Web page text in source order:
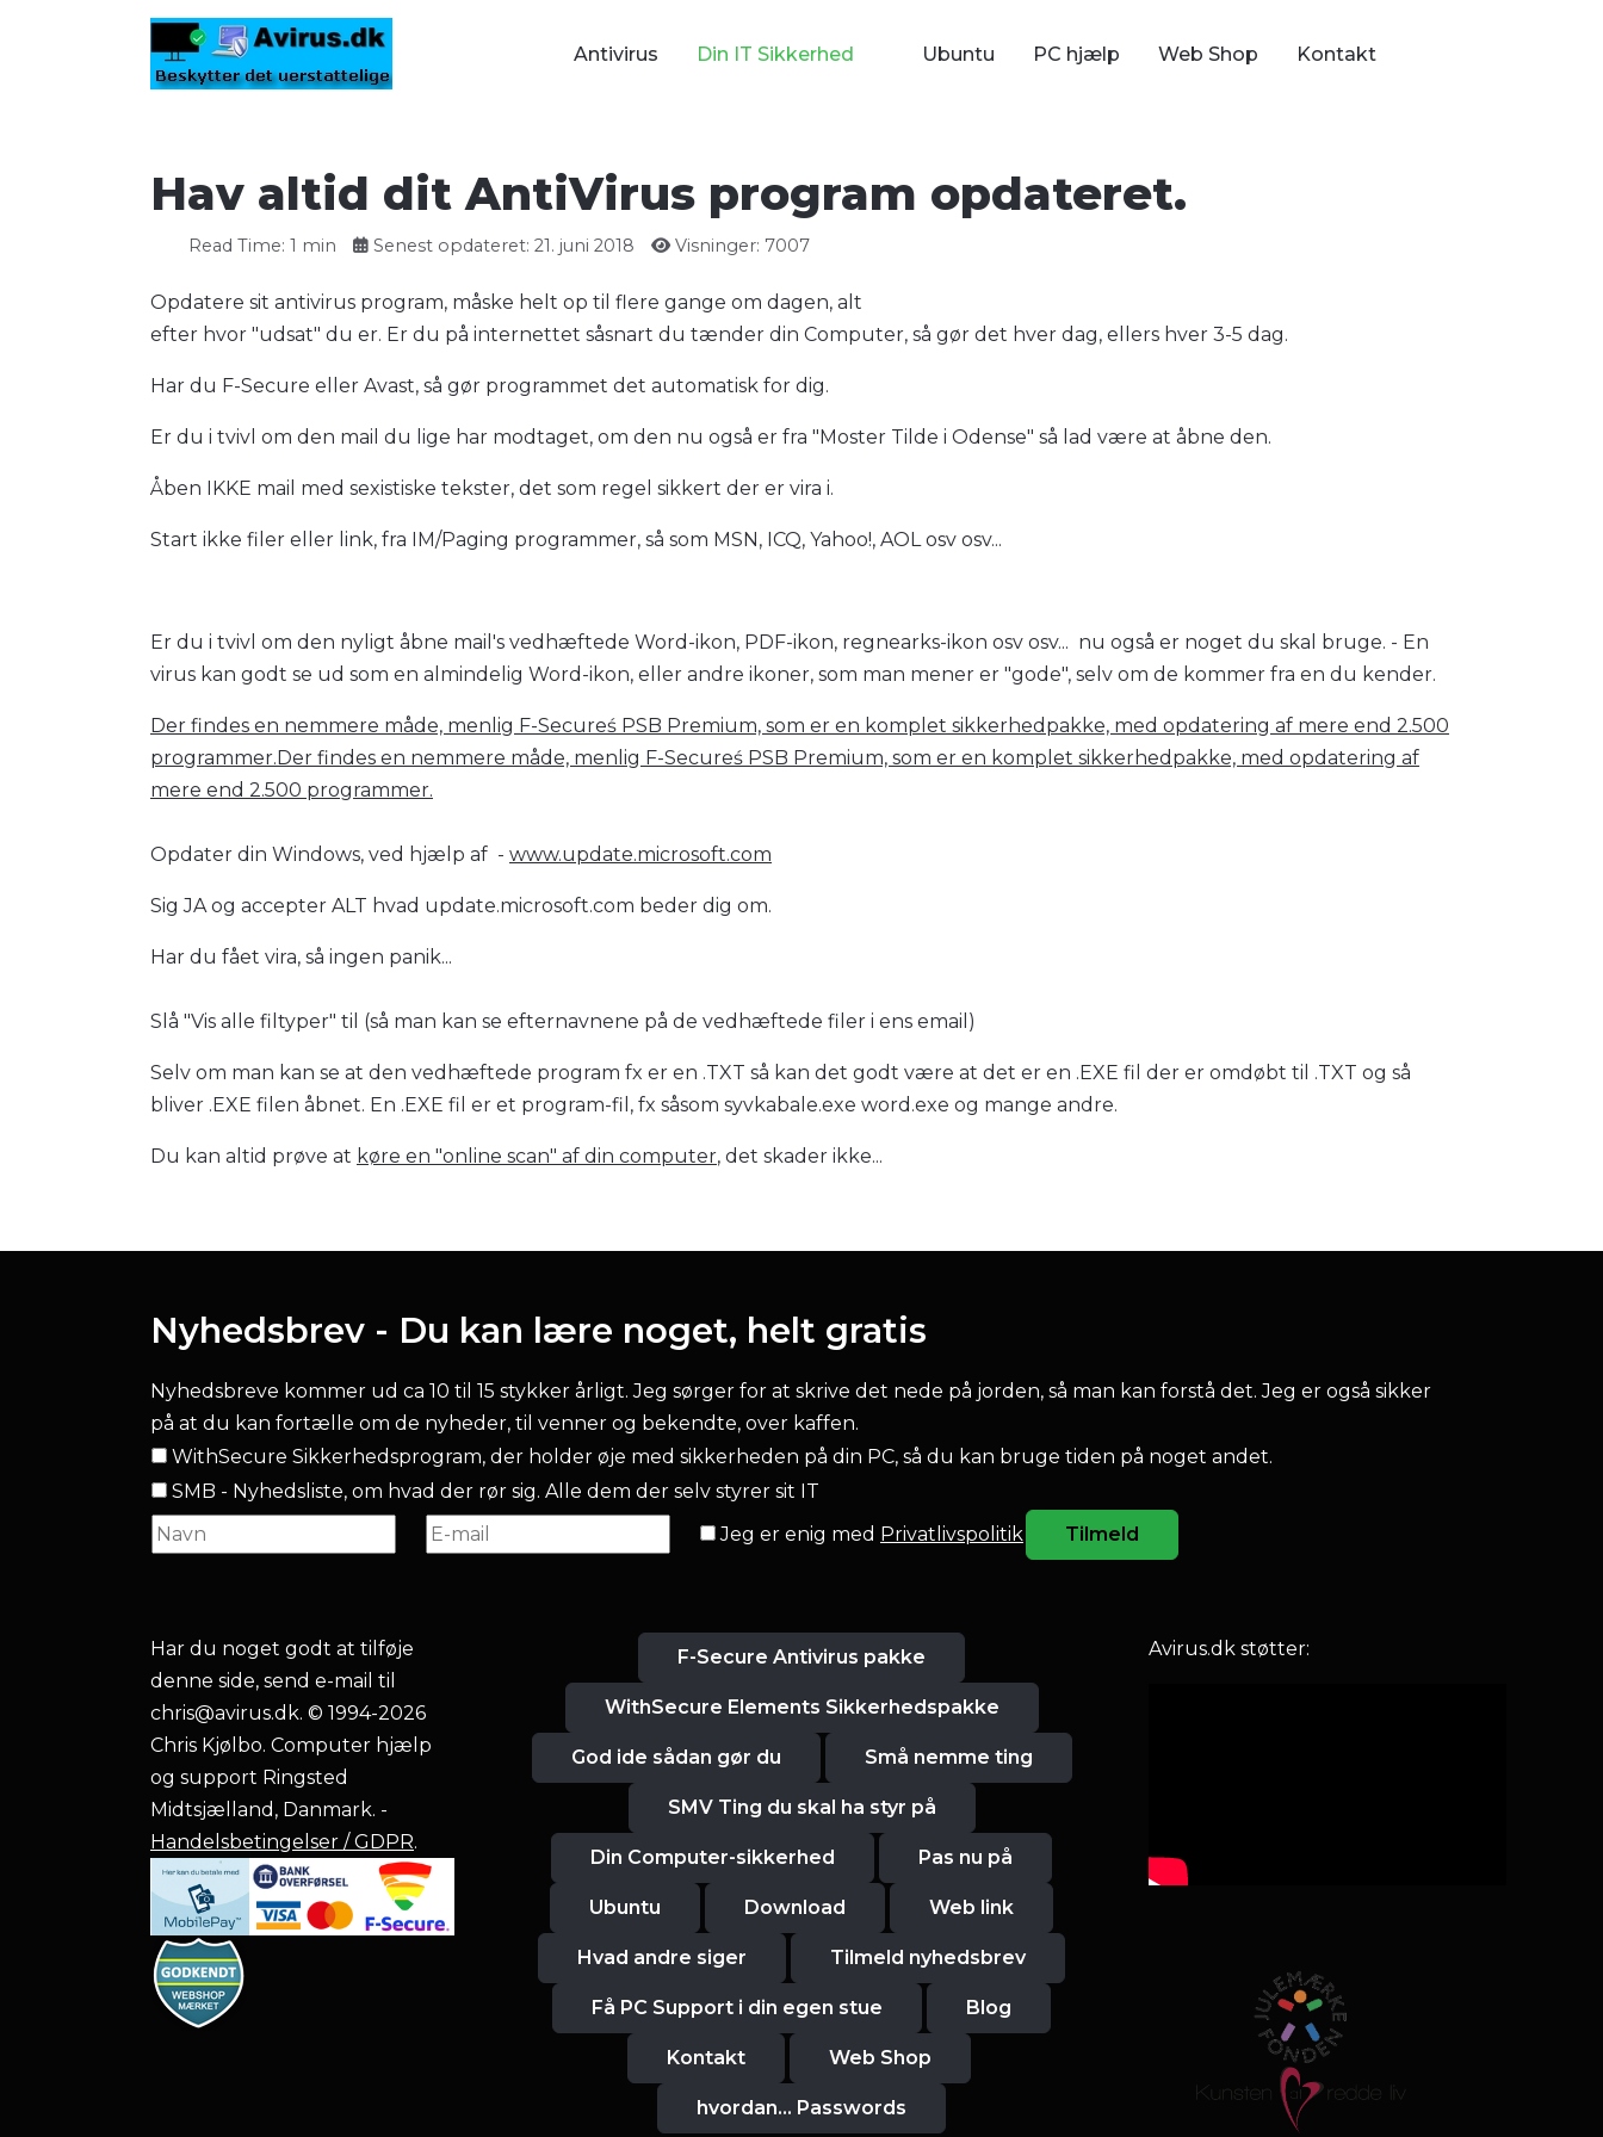
Antivirus Din IT Sikkerhed Ubuntu PC hjælp Web Shop Kontakt
Hav altid dit AntiVirus program opdateret.
Read Time: 1 min Senest opdateret: 21. juni 2018 Visninger: 7007
Opdatere sit antivirus program, måske helt op til flere gange om dagen, alt
efter hvor "udsat" du er. Er du på internettet såsnart du tænder din Computer, så gør det hver dag, ellers hver 3-5 dag.
Har du F-Secure eller Avast, så gør programmet det automatisk for dig.
Er du i tvivl om den mail du lige har modtaget, om den nu også er fra "Moster Tilde i Odense" så lad være at åbne den.
Åben IKKE mail med sexistiske tekster, det som regel sikkert der er vira i.
Start ikke filer eller link, fra IM/Paging programmer, så som MSN, ICQ, Yahoo!, AOL osv osv...
Er du i tvivl om den nyligt åbne mail's vedhæftede Word-ikon, PDF-ikon, regnearks-ikon osv osv... nu også er noget du skal bruge. - En
virus kan godt se ud som en almindelig Word-ikon, eller andre ikoner, som man mener er "gode", selv om de kommer fra en du kender.
Der findes en nemmere måde, menlig F-Secureś PSB Premium, som er en komplet sikkerhedpakke, med opdatering af mere end 2.500
programmer.Der findes en nemmere måde, menlig F-Secureś PSB Premium, som er en komplet sikkerhedpakke, med opdatering af
mere end 2.500 programmer.
Opdater din Windows, ved hjælp af - www.update.microsoft.com
Sig JA og accepter ALT hvad update.microsoft.com beder dig om.
Har du fået vira, så ingen panik...
Slå "Vis alle filtyper" til (så man kan se efternavnene på de vedhæftede filer i ens email)
Selv om man kan se at den vedhæftede program fx er en .TXT så kan det godt være at det er en .EXE fil der er omdøbt til .TXT og så
bliver .EXE filen åbnet. En .EXE fil er et program-fil, fx såsom syvkabale.exe word.exe og mange andre.
Du kan altid prøve at køre en "online scan" af din computer, det skader ikke...
Nyhedsbrev - Du kan lære noget, helt gratis
Nyhedsbreve kommer ud ca 10 til 15 stykker årligt. Jeg sørger for at skrive det nede på jorden, så man kan forstå det. Jeg er også sikker
på at du kan fortælle om de nyheder, til venner og bekendte, over kaffen.
WithSecure Sikkerhedsprogram, der holder øje med sikkerheden på din PC, så du kan bruge tiden på noget andet.
SMB - Nyhedsliste, om hvad der rør sig. Alle dem der selv styrer sit IT
Jeg er enig med Privatlivspolitik Tilmeld
Har du noget godt at tilføje
denne side, send e-mail til
chris@avirus.dk. © 1994-2026
Chris Kjølbo. Computer hjælp
og support Ringsted
Midtsjælland, Danmark. -
Handelsbetingelser / GDPR.
F-Secure Antivirus pakke
WithSecure Elements Sikkerhedspakke
God ide sådan gør du Små nemme ting
SMV Ting du skal ha styr på
Din Computer-sikkerhed Pas nu på
Ubuntu Download Web link
Hvad andre siger Tilmeld nyhedsbrev
Få PC Support i din egen stue Blog
Kontakt Web Shop
hvordan... Passwords
Avirus.dk støtter: